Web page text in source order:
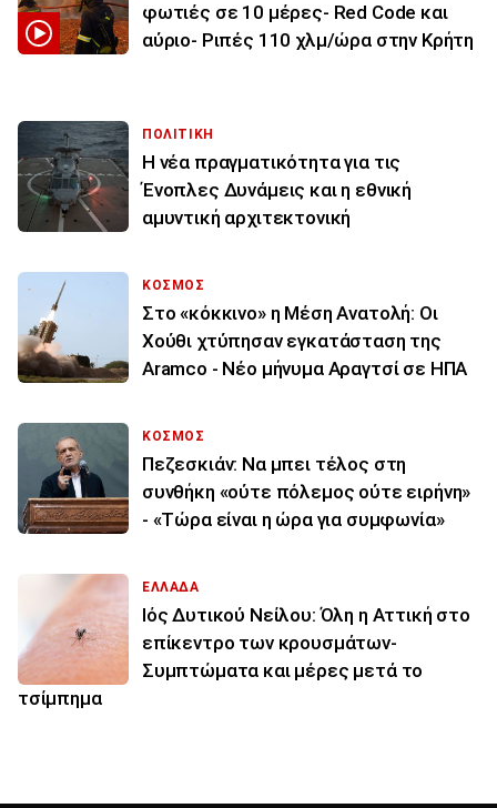
φωτιές σε 10 μέρες- Red Code και
αύριο- Ριπές 110 χλμ/ώρα στην Κρήτη
ΠΟΛΙΤΙΚΗ
Η νέα πραγματικότητα για τις
Ένοπλες Δυνάμεις και η εθνική
αμυντική αρχιτεκτονική
ΚΟΣΜΟΣ
Στο «κόκκινο» η Μέση Ανατολή: Οι
Χούθι χτύπησαν εγκατάσταση της
Aramco - Νέο μήνυμα Αραγτσί σε ΗΠΑ
ΚΟΣΜΟΣ
Πεζεσκιάν: Να μπει τέλος στη
συνθήκη «ούτε πόλεμος ούτε ειρήνη»
- «Τώρα είναι η ώρα για συμφωνία»
ΕΛΛΑΔΑ
Ιός Δυτικού Νείλου: Όλη η Αττική στο
επίκεντρο των κρουσμάτων-
Συμπτώματα και μέρες μετά το
τσίμπημα